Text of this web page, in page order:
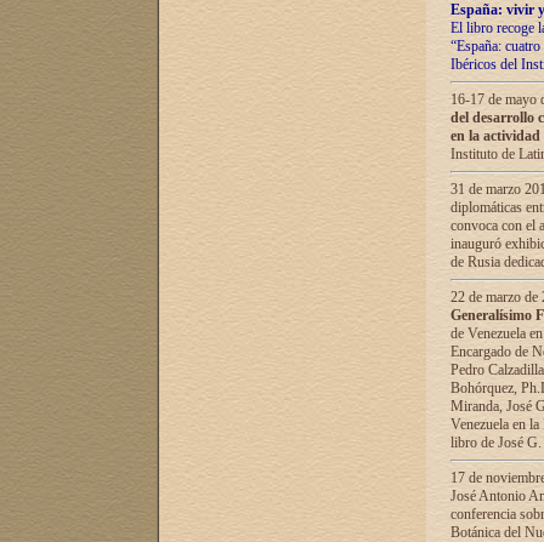
España: vivir
El libro recoge
“España:
Ibéricos del
16-17 de mayo
del desarrollo
en la
Instituto de
31 de marzo
diplomáticas
convoca con el
inauguró
de Rusia
22 de marzo
Generalísimo
de Venezuela
Encargado de
Pedro
Bohórquez,
Miranda, José
Venezuela en
libro de José
17 de
José Antonio
conferencia
Botánica del